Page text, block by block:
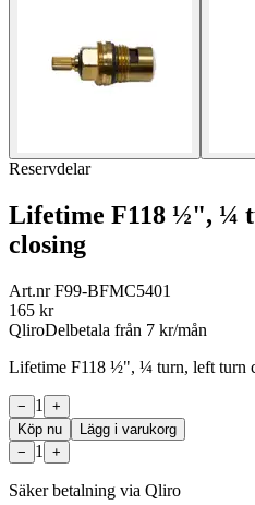
Reservdelar
Lifetime F118 ½", ¼
closing
Art.nrF99-BFMC5401
165 kr
QliroDelbetala från 7 kr/mån
Lifetime F118 ½", ¼ turn, left turn
− 1
+
Köp nu
Lägg i varukorg
−
1 +
Säker betalning via Qliro